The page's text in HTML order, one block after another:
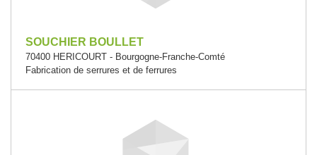
SOUCHIER BOULLET
70400 HERICOURT - Bourgogne-Franche-Comté
Fabrication de serrures et de ferrures